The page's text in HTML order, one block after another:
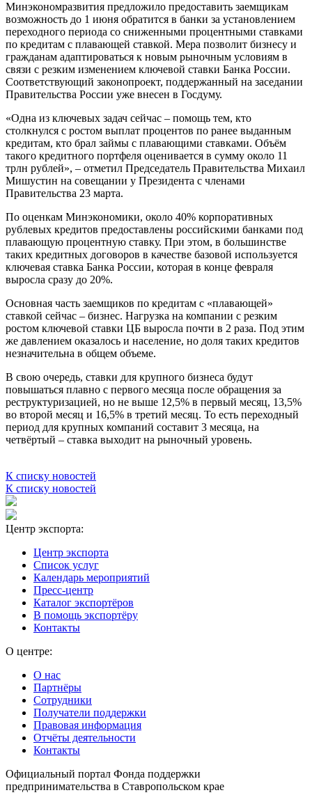
Минэкономразвития предложило предоставить заемщикам
возможность до 1 июня обратится в банки за установлением
переходного периода со сниженными процентными ставками
по кредитам с плавающей ставкой. Мера позволит бизнесу и
гражданам адаптироваться к новым рыночным условиям в
связи с резким изменением ключевой ставки Банка России.
Соответствующий законопроект, поддержанный на заседании
Правительства России уже внесен в Госдуму.
«Одна из ключевых задач сейчас – помощь тем, кто
столкнулся с ростом выплат процентов по ранее выданным
кредитам, кто брал займы с плавающими ставками. Объём
такого кредитного портфеля оценивается в сумму около 11
трлн рублей», – отметил Председатель Правительства Михаил
Мишустин на совещании у Президента с членами
Правительства 23 марта.
По оценкам Минэкономики, около 40% корпоративных
рублевых кредитов предоставлены российскими банками под
плавающую процентную ставку. При этом, в большинстве
таких кредитных договоров в качестве базовой используется
ключевая ставка Банка России, которая в конце февраля
выросла сразу до 20%.
Основная часть заемщиков по кредитам с «плавающей»
ставкой сейчас – бизнес. Нагрузка на компании с резким
ростом ключевой ставки ЦБ выросла почти в 2 раза. Под этим
же давлением оказалось и население, но доля таких кредитов
незначительна в общем объеме.
В свою очередь, ставки для крупного бизнеса будут
повышаться плавно с первого месяца после обращения за
реструктуризацией, но не выше 12,5% в первый месяц, 13,5%
во второй месяц и 16,5% в третий месяц. То есть переходный
период для крупных компаний составит 3 месяца, на
четвёртый – ставка выходит на рыночный уровень.
К списку новостей
К списку новостей
Центр экспорта:
Центр экспорта
Список услуг
Календарь мероприятий
Пресс-центр
Каталог экспортёров
В помощь экспортёру
Контакты
О центре:
О нас
Партнёры
Сотрудники
Получатели поддержки
Правовая информация
Отчёты деятельности
Контакты
Официальный портал Фонда поддержки
предпринимательства в Ставропольском крае